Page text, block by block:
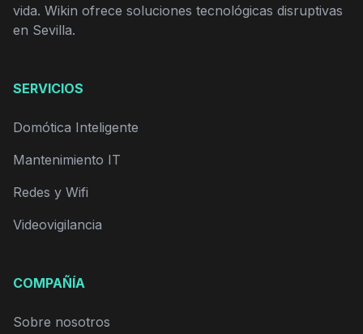
vida. Wikin ofrece soluciones tecnológicas disruptivas
en Sevilla.
SERVICIOS
Domótica Inteligente
Mantenimiento IT
Redes y Wifi
Videovigilancia
COMPAÑÍA
Sobre nosotros